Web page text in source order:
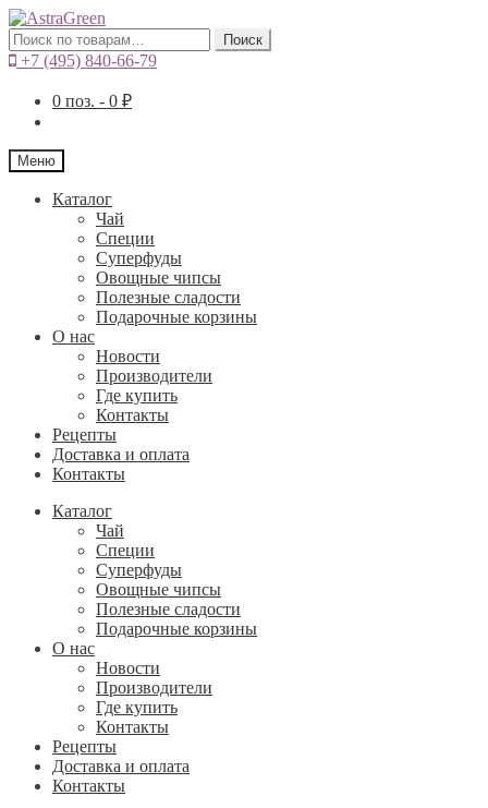
Искать: Поиск
+7 (495) 840-66-79
0 поз. - 0 ₽
Меню
Каталог
Чай
Специи
Cуперфуды
Овощные чипсы
Полезные сладости
Подарочные корзины
О нас
Новости
Производители
Где купить
Контакты
Рецепты
Доставка и оплата
Контакты
Каталог
Чай
Специи
Cуперфуды
Овощные чипсы
Полезные сладости
Подарочные корзины
О нас
Новости
Производители
Где купить
Контакты
Рецепты
Доставка и оплата
Контакты